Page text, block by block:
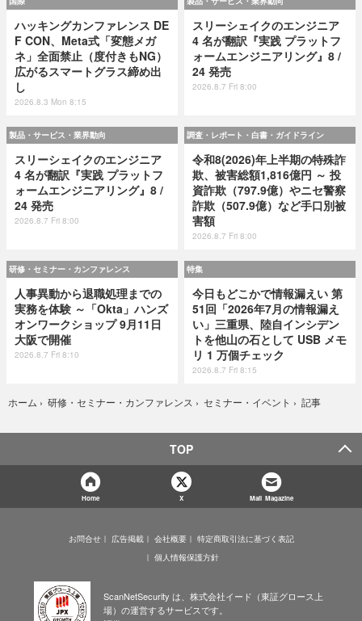
ハッキングカンファレンス DE
F CON、Meta式「変態メガ
ネ」全面禁止（度付きもNG）
広がるスマートグラス締め出
し
2026.8.3 Mon 8:15
スリーシェイクのエンジニア
4 名が翻訳『実践 プラットフ
ォームエンジニアリング』8 /
24 発売
2026.8.7 Fri 8:00
製品・サービス・業界動向
スリーシェイクのエンジニア
4 名が翻訳『実践 プラットフ
ォームエンジニアリング』8 /
24 発売
2026.8.7 Fri 8:00
調査・レポート・白書・ガイドライン
令和8(2026)年上半期の特殊詐
欺、被害総額1,816億円 ～ 投
資詐欺（797.9億）やニセ警察
詐欺（507.9億）など手口別被
害額
2026.8.7 Fri 8:00
研修・セミナー・カンファレンス
人事異動から退職処理までの
実務を体験 ～「Okta」ハンズ
オンワークショップ 9月11日
大阪で開催
2026.8.7 Fri 8:10
特集
今日もどこかで情報漏えい 第
51回「2026年7月の情報漏え
い」三重県、陸自インシデン
トを他山の石として USB メモ
リ 1 万個チェック
2026.8.7 Fri 8:15
ホーム › 研修・セミナー・カンファレンス › セミナー・イベント › 記事
TOP
Home X Mail Magazine
お問合せ 広告掲載 会社概要
特定商取引法に基づく表記
個人情報保護方針
ScanNetSecurity は、株式会社イード（東証グロース上
場）の運営するサービスです。